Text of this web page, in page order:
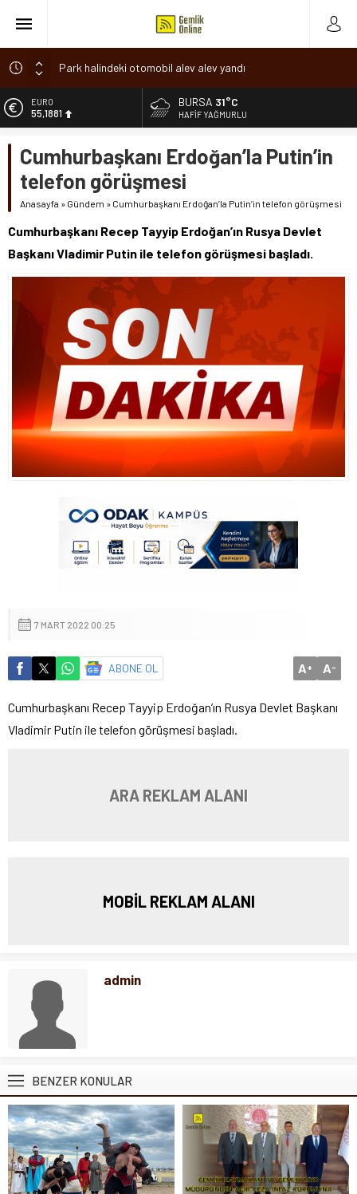
Park halindeki otomobil alev alev yandı
Osmangazi’de baharın müjdesi ‘Hıdırellez’ coşkuyla kutlandı
7 aylık hamileyken evden çıktı, sırra kadem bastı
Romanya’da Hıdırellez Coşkusu
ALTIN
6.660,55
13.779,39
DOLAR
47,7111
55,1881
BURSA 31°C
HAFIF YAĞMURLU
Cumhurbaşkanı Erdoğan’la Putin’in
telefon görüşmesi
Anasayfa » Gündem » Cumhurbaşkanı Erdoğan’la Putin’in telefon görüşmesi
Cumhurbaşkanı Recep Tayyip Erdoğan’ın Rusya Devlet
Başkanı Vladimir Putin ile telefon görüşmesi başladı.
7 MART 2022 00:25
ABONE OL A+ A-
Cumhurbaşkanı Recep Tayyip Erdoğan’ın Rusya Devlet Başkanı
Vladimir Putin ile telefon görüşmesi başladı.
ARA REKLAM ALANI
MOBİL REKLAM ALANI
admin
BENZER KONULAR